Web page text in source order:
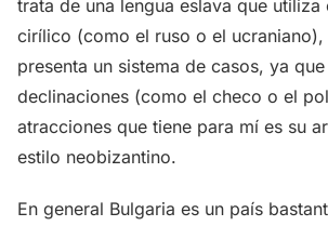
trata de una lengua eslava que utiliza
cirílico (como el ruso o el ucraniano),
presenta un sistema de casos, ya
declinaciones (como el checo o el
atracciones que tiene para mí es su
estilo neobizantino.
En general Bulgaria es un país